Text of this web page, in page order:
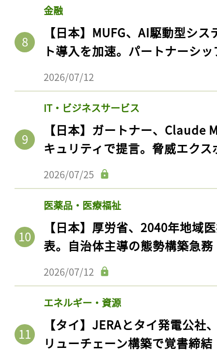
金融
【日本】MUFG、AI駆動型シ
ト導入を加速。パートナーシ
2026/07/12
IT・ビジネスサービス
【日本】ガートナー、Claude
キュリティで提言。脅威エク
2026/07/25
医薬品・医療福祉
【日本】厚労省、2040年地域
表。自治体主導の態勢構築急務
2026/07/12
エネルギー・資源
【タイ】JERAとタイ発電公社
リューチェーン構築で覚書締結
記事をお気に入りに
ログインが必
ログイン
会員登録